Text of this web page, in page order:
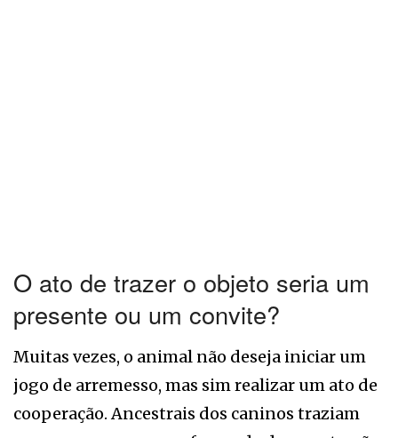
O ato de trazer o objeto seria um
presente ou um convite?
Muitas vezes, o animal não deseja iniciar um
jogo de arremesso, mas sim realizar um ato de
cooperação. Ancestrais dos caninos traziam